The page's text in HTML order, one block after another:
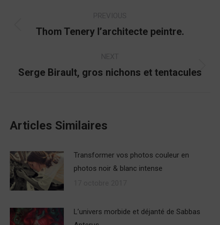
navigation
Previous
Thom Tenery l’architecte peintre.
Next
Serge Birault, gros nichons et tentacules
Articles Similaires
Transformer vos photos couleur en
photos noir & blanc intense
L’univers morbide et déjanté de Sabbas